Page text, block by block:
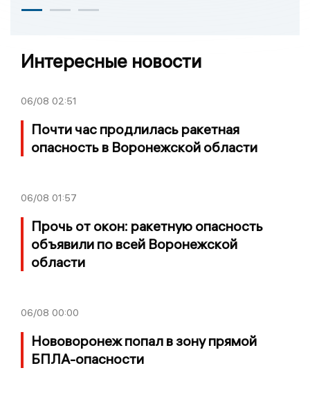
Интересные новости
06/08 02:51
Почти час продлилась ракетная
опасность в Воронежской области
06/08 01:57
Прочь от окон: ракетную опасность
объявили по всей Воронежской
области
06/08 00:00
Нововоронеж попал в зону прямой
БПЛА-опасности